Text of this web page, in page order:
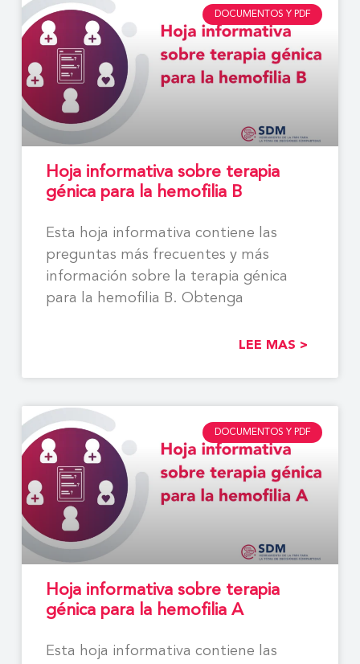
DOCUMENTOS Y PDF
Hoja informativa sobre terapia
génica para la hemofilia B
Esta hoja informativa contiene las
preguntas más frecuentes y más
información sobre la terapia génica
para la hemofilia B. Obtenga
LEE MAS >
DOCUMENTOS Y PDF
Hoja informativa sobre terapia
génica para la hemofilia A
Esta hoja informativa contiene las